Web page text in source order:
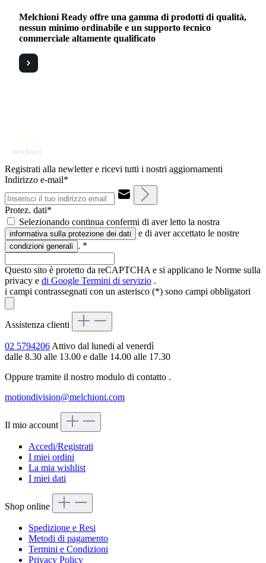
Melchioni Ready offre una gamma di prodotti di qualità,
nessun minimo ordinabile e un supporto tecnico
commerciale altamente qualificato
Registrati alla newletter e ricevi tutti i nostri aggiornamenti
Indirizzo e-mail*
Protez. dati*
Selezionando continua confermi di aver letto la nostra
informativa sulla protezione dei dati e di aver accettato le nostre
condizioni generali . *
Questo sito è protetto da reCAPTCHA e si applicano le Norme sulla
privacy e di Google Termini di servizio .
i campi contrassegnati con un asterisco (*) sono campi obbligatori
Assistenza clienti
02 5794206Attivo dal lunedi al venerdì
dalle 8.30 alle 13.00 e dalle 14.00 alle 17.30
Oppure tramite il nostro modulo di contatto .
motiondivision@melchioni.com
Il mio account
Accedi/Registrati
I miei ordini
La mia wishlist
I miei dati
Shop online
Spedizione e Resi
Metodi di pagamento
Termini e Condizioni
Privacy Policy